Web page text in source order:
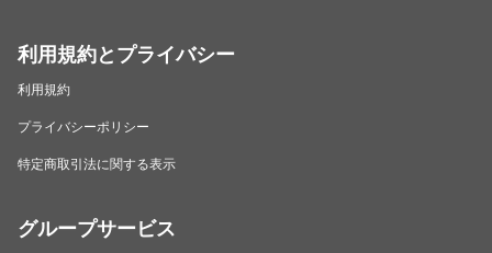
利用規約とプライバシー
利用規約
プライバシーポリシー
特定商取引法に関する表示
グループサービス